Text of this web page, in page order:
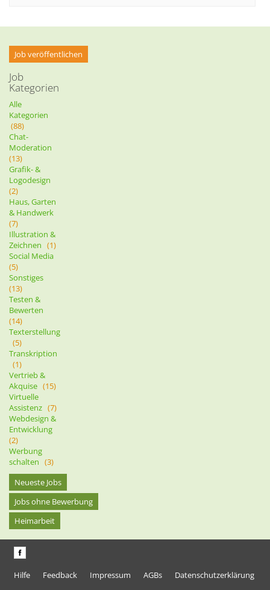
Job veröffentlichen
Job
Kategorien
Alle
Kategorien
(88)
Chat-
Moderation
(13)
Grafik- &
Logodesign
(2)
Haus, Garten
& Handwerk
(7)
Illustration &
Zeichnen (1)
Social Media
(5)
Sonstiges
(13)
Testen &
Bewerten
(14)
Texterstellung
(5)
Transkription
(1)
Vertrieb &
Akquise (15)
Virtuelle
Assistenz (7)
Webdesign &
Entwicklung
(2)
Werbung
schalten (3)
Neueste Jobs
Jobs ohne Bewerbung
Heimarbeit
Hilfe Feedback Impressum AGBs
Datenschutzerklärung